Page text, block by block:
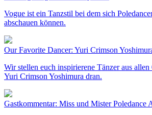
Vogue ist ein Tanzstil bei dem sich
abschauen können.
Our Favorite Dancer: Yuri Crimson
Wir stellen euch inspirierene Tänzer aus
Yuri Crimson Yoshimura dran.
Gastkommentar: Miss und Mister Poledance